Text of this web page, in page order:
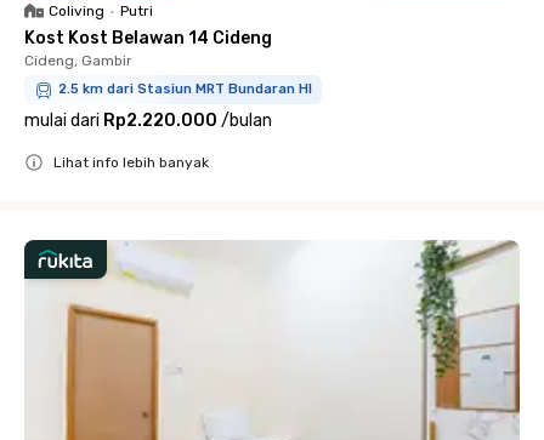
Coliving • Putri
Kost Kost Belawan 14 Cideng
Cideng, Gambir
2.5 km dari Stasiun MRT Bundaran HI
mulai dari Rp2.220.000 /bulan
Lihat info lebih banyak